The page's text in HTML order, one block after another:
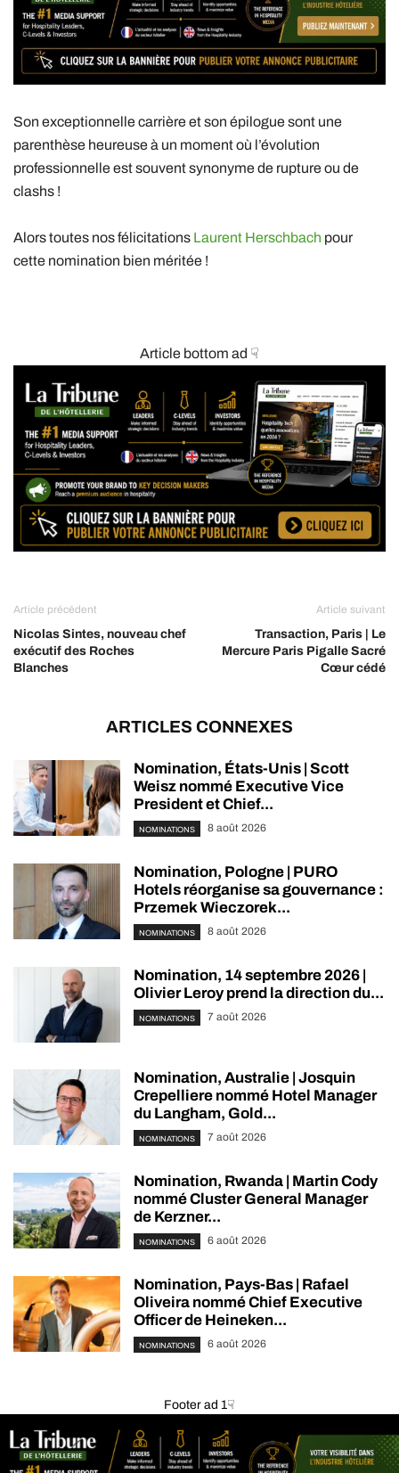
Son exceptionnelle carrière et son épilogue sont une
parenthèse heureuse à un moment où l’évolution
professionnelle est souvent synonyme de rupture ou de
clashs !
Alors toutes nos félicitations Laurent Herschbach pour
cette nomination bien méritée !
Article bottom ad ☟
Article précédent
Nicolas Sintes, nouveau chef
exécutif des Roches
Blanches
Article suivant
Transaction, Paris | Le
Mercure Paris Pigalle Sacré
Cœur cédé
ARTICLES CONNEXES
Nomination, États-Unis | Scott
Weisz nommé Executive Vice
President et Chief...
NOMINATIONS 8 août 2026
Nomination, Pologne | PURO
Hotels réorganise sa gouvernance :
Przemek Wieczorek...
NOMINATIONS 8 août 2026
Nomination, 14 septembre 2026 |
Olivier Leroy prend la direction du...
NOMINATIONS 7 août 2026
Nomination, Australie | Josquin
Crepelliere nommé Hotel Manager
du Langham, Gold...
NOMINATIONS 7 août 2026
Nomination, Rwanda | Martin Cody
nommé Cluster General Manager
de Kerzner...
NOMINATIONS 6 août 2026
Nomination, Pays-Bas | Rafael
Oliveira nommé Chief Executive
Officer de Heineken...
NOMINATIONS 6 août 2026
Footer ad 1☟